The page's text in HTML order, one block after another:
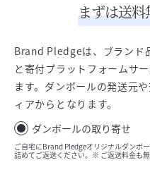
まずは送
Brand Pledgeは、ブランド
と寄付プラットフォームサ
ます。ダンボールの発送元
ィアからとなります。
ダンボールの取り寄せ
ご自宅にBrand Pledgeオリジナルダンボ
詰めてご返送ください。※ ご返送料金も無